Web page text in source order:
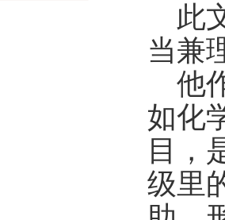
此
当兼
他
如化
目，
级里